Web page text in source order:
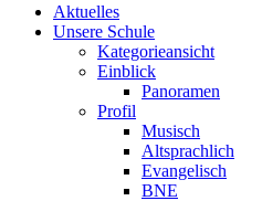
Aktuelles
Unsere Schule
Kategorieansicht
Einblick
Panoramen
Profil
Musisch
Altsprachlich
Evangelisch
BNE